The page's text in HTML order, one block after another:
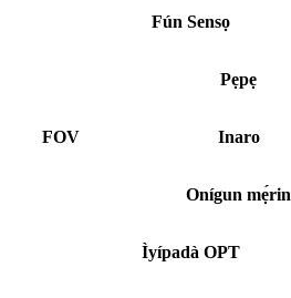
Fún Sensọ
FOV
Pẹpẹ
Inaro
Onígun mẹ́rin
Ìyípadà OPT